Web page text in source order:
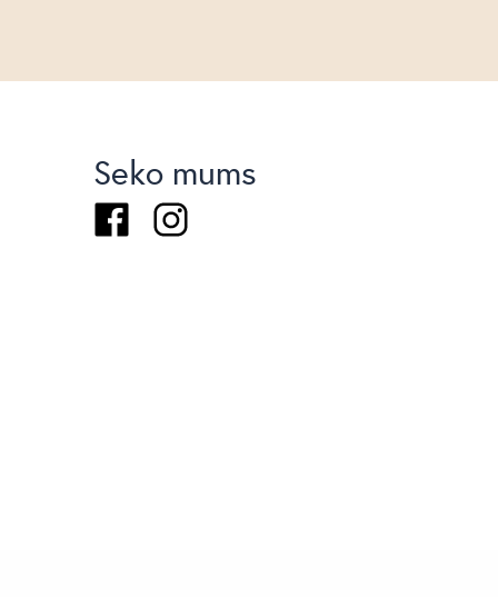
Seko mums
FacebookInstagram